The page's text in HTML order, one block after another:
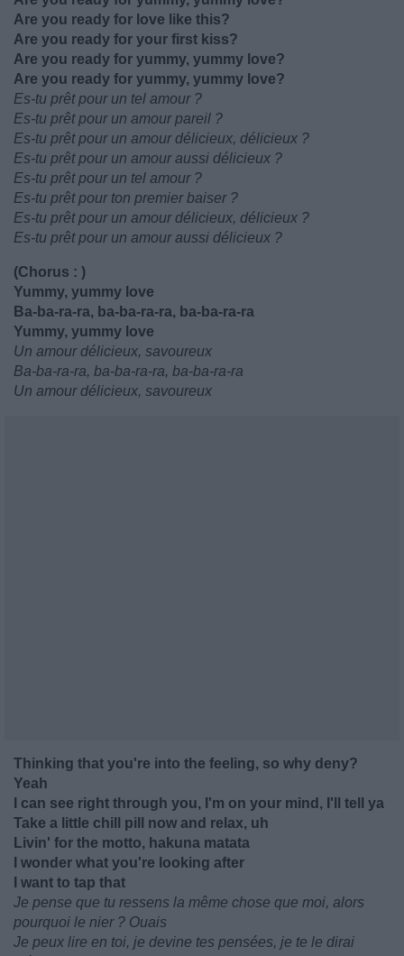
Are you ready for love like this?
Are you ready for your first kiss?
Are you ready for yummy, yummy love?
Are you ready for yummy, yummy love?
Es-tu prêt pour un tel amour ?
Es-tu prêt pour un amour pareil ?
Es-tu prêt pour un amour délicieux, délicieux ?
Es-tu prêt pour un amour aussi délicieux ?
Es-tu prêt pour un tel amour ?
Es-tu prêt pour ton premier baiser ?
Es-tu prêt pour un amour délicieux, délicieux ?
Es-tu prêt pour un amour aussi délicieux ?
(Chorus : )
Yummy, yummy love
Ba-ba-ra-ra, ba-ba-ra-ra, ba-ba-ra-ra
Yummy, yummy love
Un amour délicieux, savoureux
Ba-ba-ra-ra, ba-ba-ra-ra, ba-ba-ra-ra
Un amour délicieux, savoureux
Thinking that you're into the feeling, so why deny?
Yeah
I can see right through you, I'm on your mind, I'll tell ya
Take a little chill pill now and relax, uh
Livin' for the motto, hakuna matata
I wonder what you're looking after
I want to tap that
Je pense que tu ressens la même chose que moi, alors
pourquoi le nier ? Ouais
Je peux lire en toi, je devine tes pensées, je te le dirai